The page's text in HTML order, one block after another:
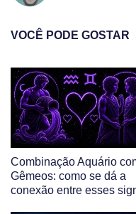
VOCÊ PODE GOSTAR
Combinação Aquário
Gêmeos: como se dá a
conexão entre esses